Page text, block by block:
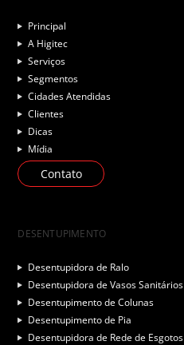
Principal
A Higitec
Serviços
Segmentos
Cidades Atendidas
Clientes
Dicas
Mídia
Contato
DESENTUPIMENTO
Desentupidora de Ralo
Desentupidora de Vasos Sanitários
Desentupimento de Colunas
Desentupimento de Pia
Desentupidora de Rede de Esgotos